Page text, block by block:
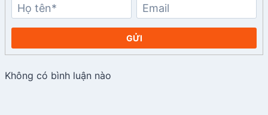
GỬI
Không có bình luận nào